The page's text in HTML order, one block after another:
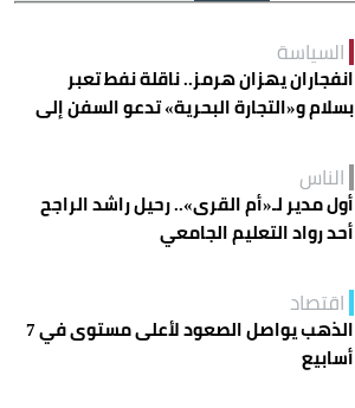
السياسة
انفجاران يهزان هرمز.. ناقلة نفط تعبر
بسلام و«التجارة البحرية» تدعو السفن إلى
الناس
أول مدير لـ«أم القرى».. رحيل راشد الراجح
أحد رواد التعليم الجامعي
اقتصاد
الذهب يواصل الصعود لأعلى مستوى في 7
أسابيع